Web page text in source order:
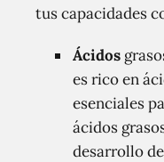
tus capacidades
Ácidos
es rico en
esenciales
ácidos
desarrollo